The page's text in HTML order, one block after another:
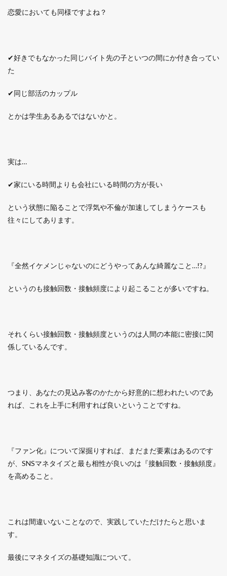
恋愛においても同様ですよね？
✔好きでもなかった同じバイト先の子といつの間にか付き合ってい
た
✔同じ部活のカップル
とかは学生あるあるではないかと。
実は…
✔家にいる時間よりも会社にいる時間の方が長い
という状態に陥ることで浮気や不倫が加速してしまうケースも
往々にしてあります。
『全然イケメンじゃないのにどうやってあんな綺麗なこと…!?』
というのも接触回数・接触頻度により起こることが多いですね。
それくらい接触回数・接触頻度というのは人間の本能に密接に関
係しているんです。
つまり、あなたの見込み客のかたから好意的に想われたいのであ
れば、これを上手に利用すれば良いということですね。
『ファン化』について深掘りすれば、まだまだ要素はあるのです
が、SNSマネタイズと最も相性が良いのは『接触回数・接触頻度』
を高めること。
これは間違いないことなので、実践していただけたらと思いま
す。
最後にマネタイズの基礎知識について。